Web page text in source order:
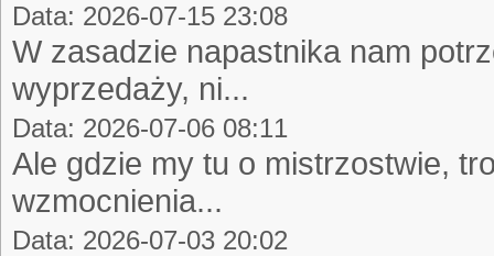
Data: 2026-07-15 23:08
W zasadzie napastnika nam
wyprzedaży, ni...
Data: 2026-07-06 08:11
Ale gdzie my tu o mistrzostwie,
wzmocnienia...
Data: 2026-07-03 20:02